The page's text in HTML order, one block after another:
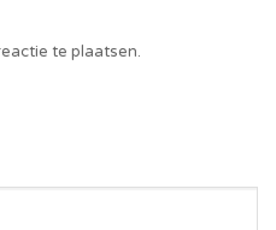
te plaatsen.